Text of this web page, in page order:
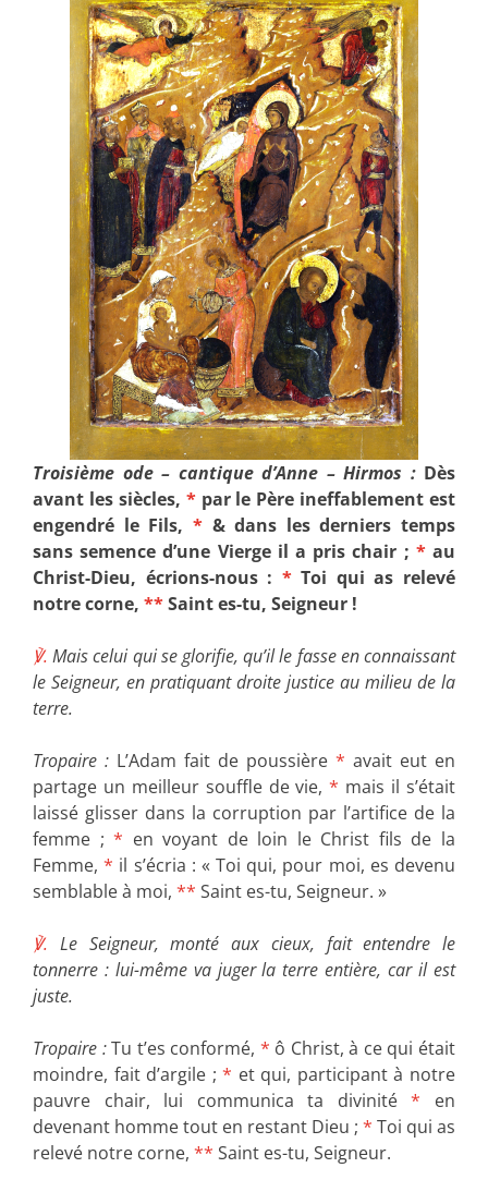
Troisième ode – cantique d’Anne – Hirmos :Dès
avant les siècles, *par le Père ineffablement est
engendré le Fils, *& dans les derniers temps
sans semence d’une Vierge il a pris chair ; *au
Christ-Dieu, écrions-nous : *Toi qui as relevé
notre corne, **Saint es-tu, Seigneur !
℣. Mais celui qui se glorifie, qu’il le fasse en connaissant
le Seigneur, en pratiquant droite justice au milieu de la
terre.
Tropaire : L’Adam fait de poussière * avait eut en
partage un meilleur souffle de vie,* mais il s’était
laissé glisser dans la corruption par l’artifice de la
femme ;* en voyant de loin le Christ fils de la
Femme,* il s’écria : « Toi qui, pour moi, es devenu
semblable à moi, ** Saint es-tu, Seigneur. »
℣. Le Seigneur, monté aux cieux, fait entendre le
tonnerre : lui-même va juger la terre entière, car il est
juste.
Tropaire :Tu t’es conformé, * ô Christ, à ce qui était
moindre, fait d’argile ;* et qui, participant à notre
pauvre chair, lui communica ta divinité* en
devenant homme tout en restant Dieu ; * Toi qui as
relevé notre corne, ** Saint es-tu, Seigneur.